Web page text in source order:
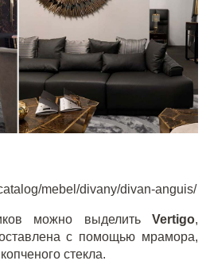
mebel/divany/divan-anguis/
можно выделить Vertigo,
с помощью мрамора,
стекла.